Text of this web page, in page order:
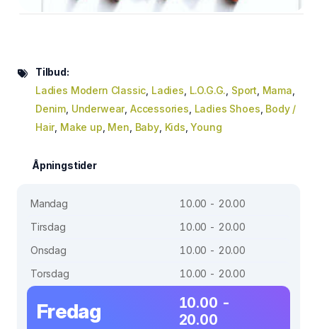
Tilbud:
Ladies Modern Classic Ladies L.O.G.G. Sport Mama
Denim Underwear, Accessories Ladies Shoes Body /
Hair, Make up Men Baby, Kids ,Young
Åpningstider
Mandag
10.00 - 20.00
Tirsdag
10.00 - 20.00
Onsdag
10.00 - 20.00
Torsdag
10.00 - 20.00
Fredag
10.00 -
20.00